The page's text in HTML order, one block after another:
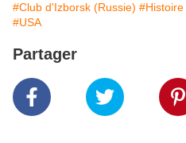
#Club d'Izborsk (Russie) #Histoire
#USA
Partager